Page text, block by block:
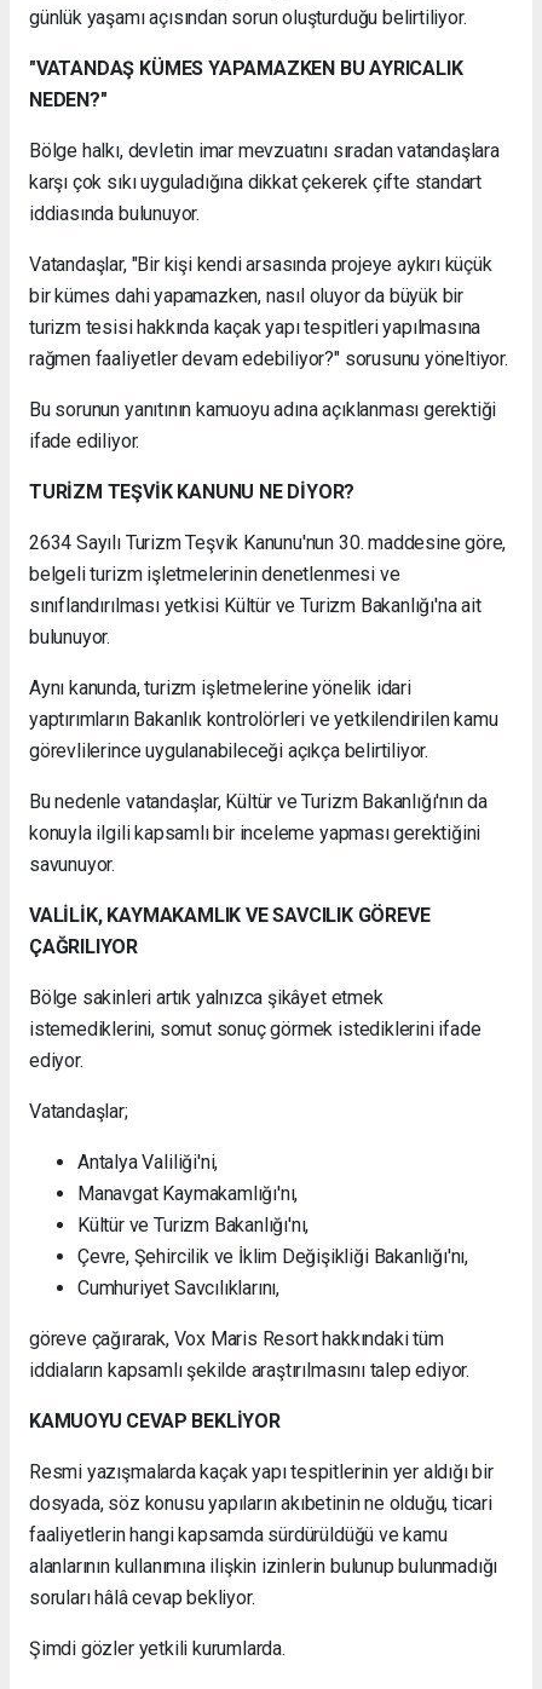
günlük yaşamı açısından sorun oluşturduğu belirtiliyor.
"VATANDAŞ KÜMES YAPAMAZKEN BU AYRICALIK
NEDEN?"
Bölge halkı, devletin imar mevzuatını sıradan vatandaşlara
karşı çok sıkı uyguladığına dikkat çekerek çifte standart
iddiasında bulunuyor.
Vatandaşlar, "Bir kişi kendi arsasında projeye aykırı küçük
bir kümes dahi yapamazken, nasıl oluyor da büyük bir
turizm tesisi hakkında kaçak yapı tespitleri yapılmasına
rağmen faaliyetler devam edebiliyor?" sorusunu yöneltiyor.
Bu sorunun yanıtının kamuoyu adına açıklanması gerektiği
ifade ediliyor.
TURİZM TEŞVİK KANUNU NE DİYOR?
2634 Sayılı Turizm Teşvik Kanunu'nun 30. maddesine göre,
belgeli turizm işletmelerinin denetlenmesi ve
sınıflandırılması yetkisi Kültür ve Turizm Bakanlığı'na ait
bulunuyor.
Aynı kanunda, turizm işletmelerine yönelik idari
yaptırımların Bakanlık kontrolörleri ve yetkilendirilen kamu
görevlilerince uygulanabileceği açıkça belirtiliyor.
Bu nedenle vatandaşlar, Kültür ve Turizm Bakanlığı'nın da
konuyla ilgili kapsamlı bir inceleme yapması gerektiğini
savunuyor.
VALİLİK, KAYMAKAMLIK VE SAVCILIK GÖREVE
ÇAĞRILIYOR
Bölge sakinleri artık yalnızca şikâyet etmek
istemediklerini, somut sonuç görmek istediklerini ifade
ediyor.
Vatandaşlar;
Antalya Valiliği'ni,
Manavgat Kaymakamlığı'nı,
Kültür ve Turizm Bakanlığı'nı,
Çevre, Şehircilik ve İklim Değişikliği Bakanlığı'nı,
Cumhuriyet Savcılıklarını,
göreve çağırarak, Vox Maris Resort hakkındaki tüm
iddiaların kapsamlı şekilde araştırılmasını talep ediyor.
KAMUOYU CEVAP BEKLİYOR
Resmi yazışmalarda kaçak yapı tespitlerinin yer aldığı bir
dosyada, söz konusu yapıların akıbetinin ne olduğu, ticari
faaliyetlerin hangi kapsamda sürdürüldüğü ve kamu
alanlarının kullanımına ilişkin izinlerin bulunup bulunmadığı
soruları hâlâ cevap bekliyor.
Şimdi gözler yetkili kurumlarda.